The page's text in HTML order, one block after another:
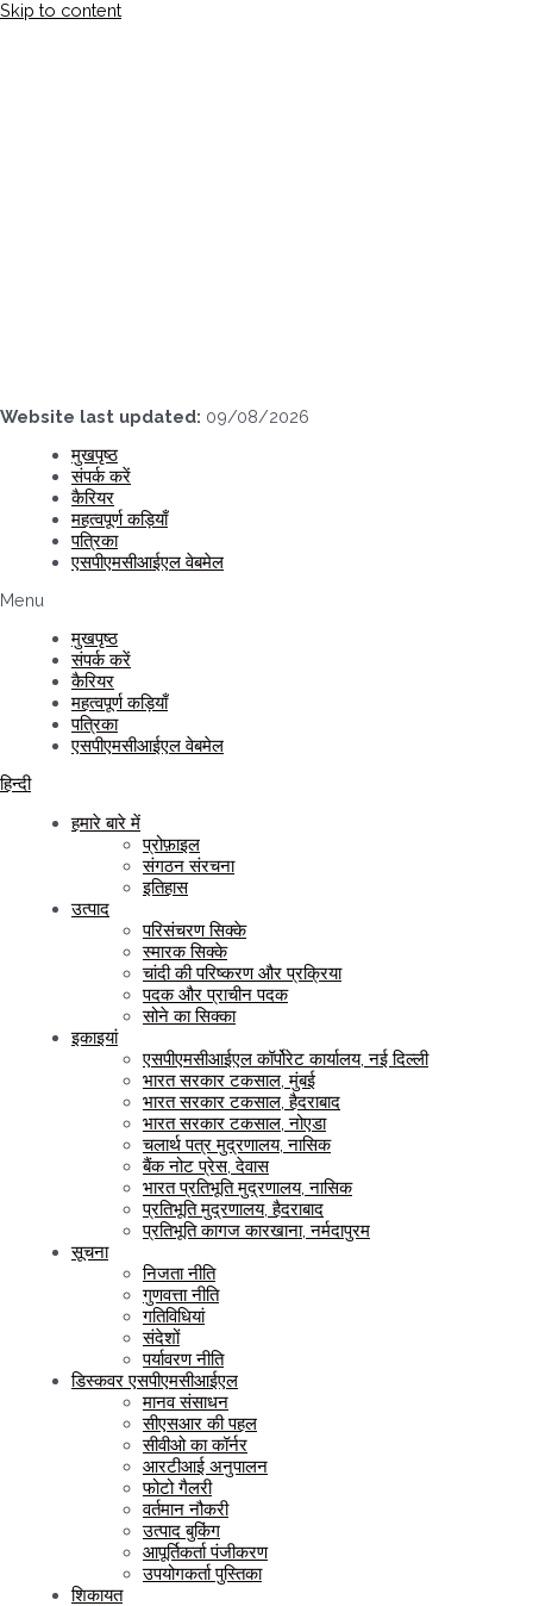
Skip to content
Website last updated: 09/08/2026
मुखपृष्ठ
संपर्क करें
कैरियर
महत्वपूर्ण कड़ियाँ
पत्रिका
एसपीएमसीआईएल वेबमेल
Menu
मुखपृष्ठ
संपर्क करें
कैरियर
महत्वपूर्ण कड़ियाँ
पत्रिका
एसपीएमसीआईएल वेबमेल
हिन्दी
हमारे बारे में
प्रोफ़ाइल
संगठन संरचना
इतिहास
उत्पाद
परिसंचरण सिक्के
स्मारक सिक्के
चांदी की परिष्करण और प्रक्रिया
पदक और प्राचीन पदक
सोने का सिक्का
इकाइयां
एसपीएमसीआईएल कॉर्पोरेट कार्यालय, नई दिल्ली
भारत सरकार टकसाल, मुंबई
भारत सरकार टकसाल, हैदराबाद
भारत सरकार टकसाल, नोएडा
चलार्थ पत्र मुद्रणालय, नासिक
बैंक नोट प्रेस, देवास
भारत प्रतिभूति मुद्रणालय, नासिक
प्रतिभूति मुद्रणालय, हैदराबाद
प्रतिभूति कागज कारखाना, नर्मदापुरम
सूचना
निजता नीति
गुणवत्ता नीति
गतिविधियां
संदेशों
पर्यावरण नीति
डिस्कवर एसपीएमसीआईएल
मानव संसाधन
सीएसआर की पहल
सीवीओ का कॉर्नर
आरटीआई अनुपालन
फोटो गैलरी
वर्तमान नौकरी
उत्पाद बुकिंग
आपूर्तिकर्ता पंजीकरण
उपयोगकर्ता पुस्तिका
शिकायत